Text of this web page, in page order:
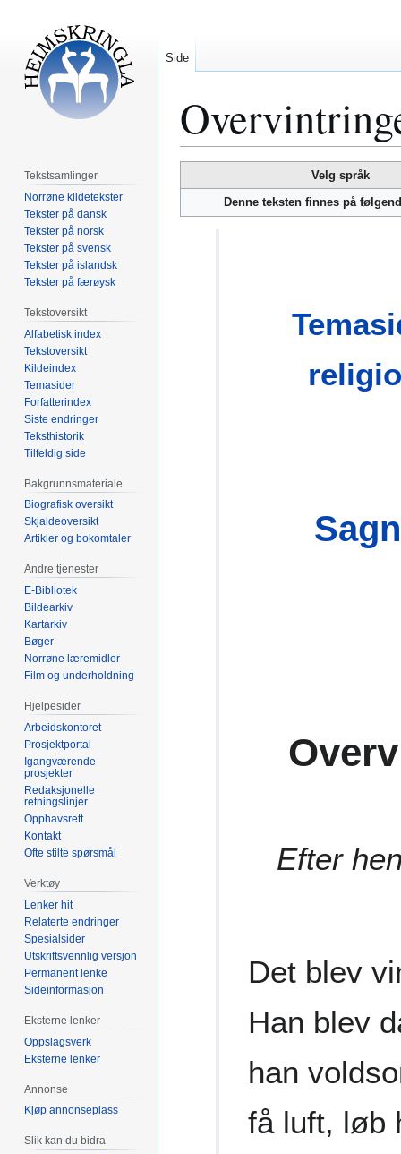
til
navigering
til
Velg språk
Denne teksten finnes på
Efter
Det blev
Han blev
han
få luft, løb
Side
Tekstsamlinger
Norrøne kildetekster
Tekster på dansk
Tekster på norsk
Tekster på svensk
Tekster på islandsk
Tekster på færøysk
Tekstoversikt
Alfabetisk index
Tekstoversikt
Kildeindex
Temasider
Forfatterindex
Siste endringer
Teksthistorik
Tilfeldig side
Bakgrunnsmateriale
Biografisk oversikt
Skjaldeoversikt
Artikler og bokomtaler
Andre tjenester
E-Bibliotek
Bildearkiv
Kartarkiv
Bøger
Norrøne læremidler
Film og underholdning
Hjelpesider
Arbeidskontoret
Prosjektportal
Igangværende
prosjekter
Redaksjonelle
retningslinjer
Opphavsrett
Kontakt
Ofte stilte spørsmål
Verktøy
Lenker hit
Relaterte endringer
Spesialsider
Utskriftsvennlig versjon
Permanent lenke
Sideinformasjon
Eksterne lenker
Oppslagsverk
Eksterne lenker
Annonse
Kjøp annonseplass
Slik kan du bidra